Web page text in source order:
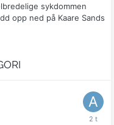
sykdommen
opp ned på Kaare Sands